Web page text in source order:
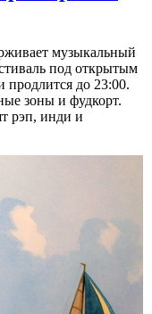
музыкальный
под открытым
продлится до 23:00.
зоны и фудкорт.
рэп, инди и